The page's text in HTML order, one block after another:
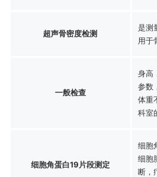
超声骨密度检测
是测
用于
一般检查
身高
参数
体重
科室
细胞角蛋白19片段测定
细胞
细胞
断，